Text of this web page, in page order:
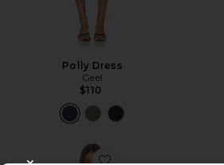
Polly Dress
Geel
$110